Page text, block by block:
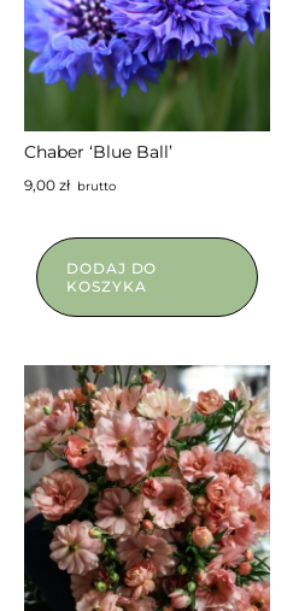
Chaber ‘Blue Ball’
9,00 złbrutto
DODAJ DO
KOSZYKA